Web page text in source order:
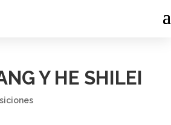
Y HE SHILEI